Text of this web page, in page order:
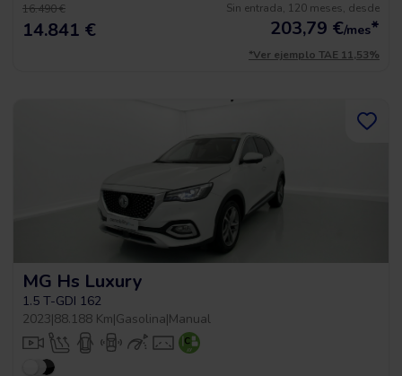
16.490 €
14.841 €
Sin entrada, 120 meses, desde
203,79 €/mes*
*Ver ejemplo TAE 11,53%
MG Hs Luxury
1.5 T-GDI 162
2023|88.188 Km|Gasolina|Manual